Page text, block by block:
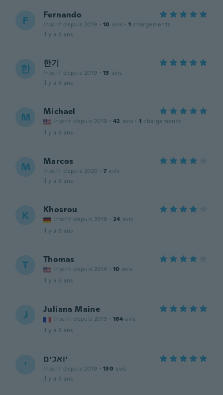
F Fernando
Inscrit depuis 2019 · 10 avis · 1 chargements
il y a 6 ans
한 한기
Inscrit depuis 2019 · 13 avis
il y a 6 ans
M Michael
Inscrit depuis 2019 · 42 avis · 1 chargements
il y a 6 ans
M Marcos
Inscrit depuis 2020 · 7 avis
il y a 6 ans
K Khosrou
Inscrit depuis 2019 · 24 avis
il y a 6 ans
T Thomas
Inscrit depuis 2014 · 10 avis
il y a 6 ans
J Juliana Maine
Inscrit depuis 2019 · 164 avis
il y a 6 ans
י יואכים
Inscrit depuis 2019 · 130 avis
il y a 6 ans